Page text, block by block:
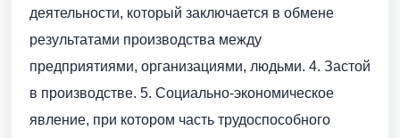
деятельности, который заключается в обмене
результатами производства между
предприятиями, организациями, людьми. 4. Застой
в производстве. 5. Социально-экономическое
явление, при котором часть трудоспособного